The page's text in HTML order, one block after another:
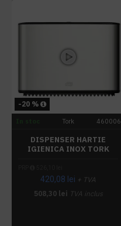
-20 %
Tork 460006
DISPENSER HARTIE
IGIENICA INOX TORK
420,08 lei + TVA
508,30 lei TVA inclus